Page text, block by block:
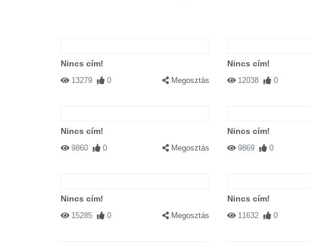
Nincs cím!
13279 0 Megosztás
Nincs cím!
12038 0
Nincs cím!
9860 0 Megosztás
Nincs cím!
9869 0
Nincs cím!
15285 0 Megosztás
Nincs cím!
11632 0